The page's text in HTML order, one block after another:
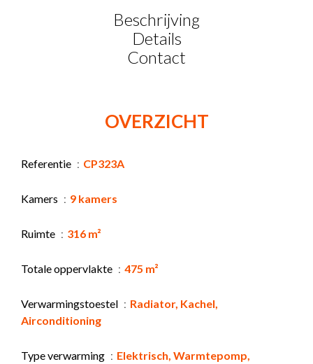
Beschrijving
Details
Contact
OVERZICHT
Referentie CP323A
Kamers 9 kamers
Ruimte 316 m²
Totale oppervlakte 475 m²
Verwarmingstoestel
Radiator, Kachel,
Airconditioning
Type verwarming
Elektrisch, Warmtepomp,